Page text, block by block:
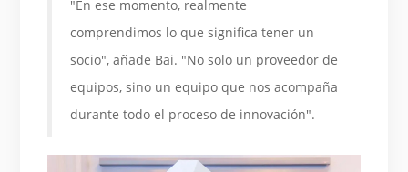
"En ese momento, realmente
comprendimos lo que significa tener un
socio", añade Bai. "No solo un proveedor de
equipos, sino un equipo que nos acompaña
durante todo el proceso de innovación".